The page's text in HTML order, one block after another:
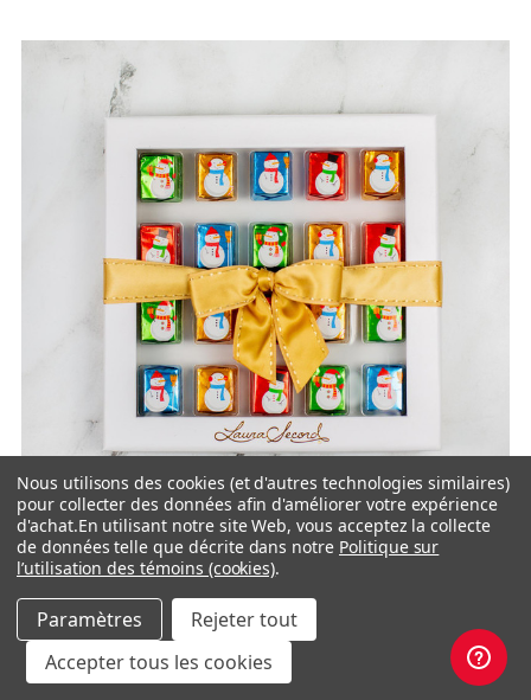
Boîte assortiment de cadeaux des Fêtes
192 g
Nous utilisons des cookies (et d'autres technologies similaires)
pour collecter des données afin d'améliorer votre expérience
d'achat.En utilisant notre site Web, vous acceptez la collecte
de données telle que décrite dans notre Politique sur
l’utilisation des témoins (cookies).
Paramètres
Rejeter tout
Accepter tous les cookies